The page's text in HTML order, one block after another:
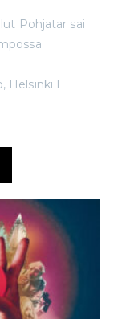
Pohjatar sai
Helsinki I